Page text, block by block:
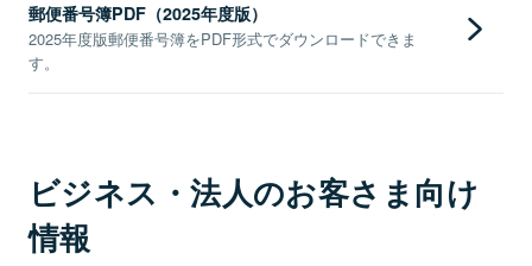
郵便番号簿PDF（2025年度版）
2025年度版郵便番号簿をPDF形式でダウンロードできま
す。
ビジネス・法人のお客さま向け
情報